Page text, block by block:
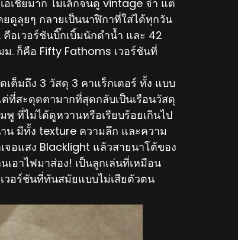
เชียมาก ไม่เล็กจนดู vintage จ๋า แต่
ดูลุยๆ กลายเป็นนาฬิกาที่ใส่ได้ทุกวัน
อเวอร์ชันบิ๊กเบิ้มนักดำน้ำ และ 42
. ก็คือ Fifty Fathoms เวอร์ชันที่
ต็มถึง 3 วัสดุ 3 คาแร็กเตอร์ ทั้ง แบบ
ที่สะดุดตามากที่สุดกลับเป็นเรือนวัสดุ
ที่ไม่ได้ดูหวานหรือเรียบร้อยเกินไป
น มีทั้ง texture ความลึก และความ
อแสง Blacklight แล้วสายนาโต้ของ
เอาไฟมาส่อง! เป็นลูกเล่นที่เหมือน
อร์ชันที่ทันสมัยแบบไม่เสียตัวตน